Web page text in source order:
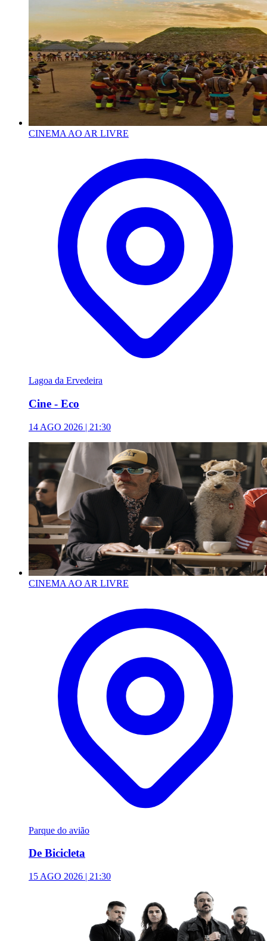
CINEMA AO AR LIVRE
Lagoa da Ervedeira
Cine - Eco
14 AGO 2026 | 21:30
CINEMA AO AR LIVRE
Parque do avião
De Bicicleta
15 AGO 2026 | 21:30